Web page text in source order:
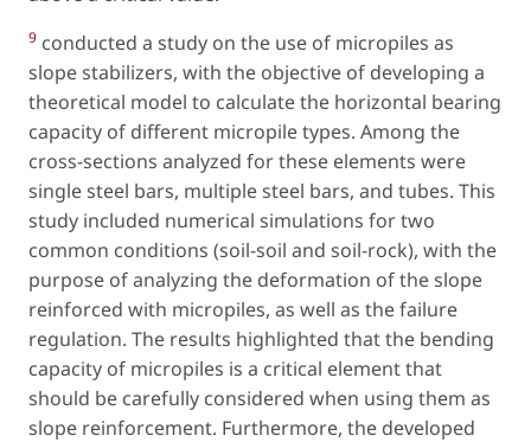
9 conducted a study on the use of micropiles as
slope stabilizers, with the objective of developing a
theoretical model to calculate the horizontal bearing
capacity of different micropile types. Among the
cross-sections analyzed for these elements were
single steel bars, multiple steel bars, and tubes. This
study included numerical simulations for two
common conditions (soil-soil and soil-rock), with the
purpose of analyzing the deformation of the slope
reinforced with micropiles, as well as the failure
regulation. The results highlighted that the bending
capacity of micropiles is a critical element that
should be carefully considered when using them as
slope reinforcement. Furthermore, the developed